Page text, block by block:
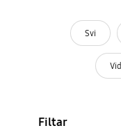
Svi
Filtar